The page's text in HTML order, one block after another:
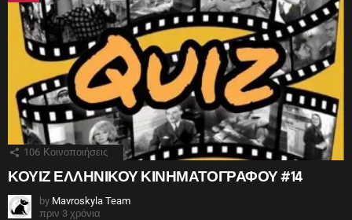
106 Κοινοποιήσεις
ΚΟΥΙΖ ΕΛΛΗΝΙΚΟΥ ΚΙΝΗΜΑΤΟΓΡΑΦΟΥ #14
by Mavroskyla Team
πριν 3 χρόνια